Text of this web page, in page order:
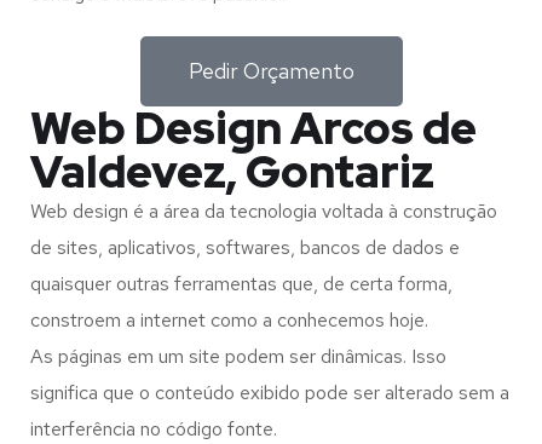
Pedir Orçamento
Web Design Arcos de
Valdevez, Gontariz
Web design é a área da tecnologia voltada à construção
de sites, aplicativos, softwares, bancos de dados e
quaisquer outras ferramentas que, de certa forma,
constroem a internet como a conhecemos hoje.
As páginas em um site podem ser dinâmicas. Isso
significa que o conteúdo exibido pode ser alterado sem a
interferência no código fonte.